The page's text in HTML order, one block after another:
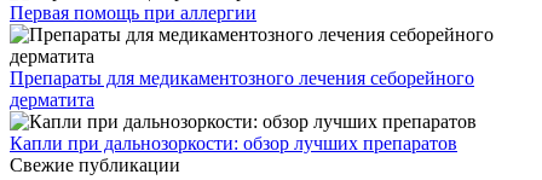
Первая помощь при аллергии
Препараты для медикаментозного лечения себорейного
дерматита
Капли при дальнозоркости: обзор лучших препаратов
Свежие публикации